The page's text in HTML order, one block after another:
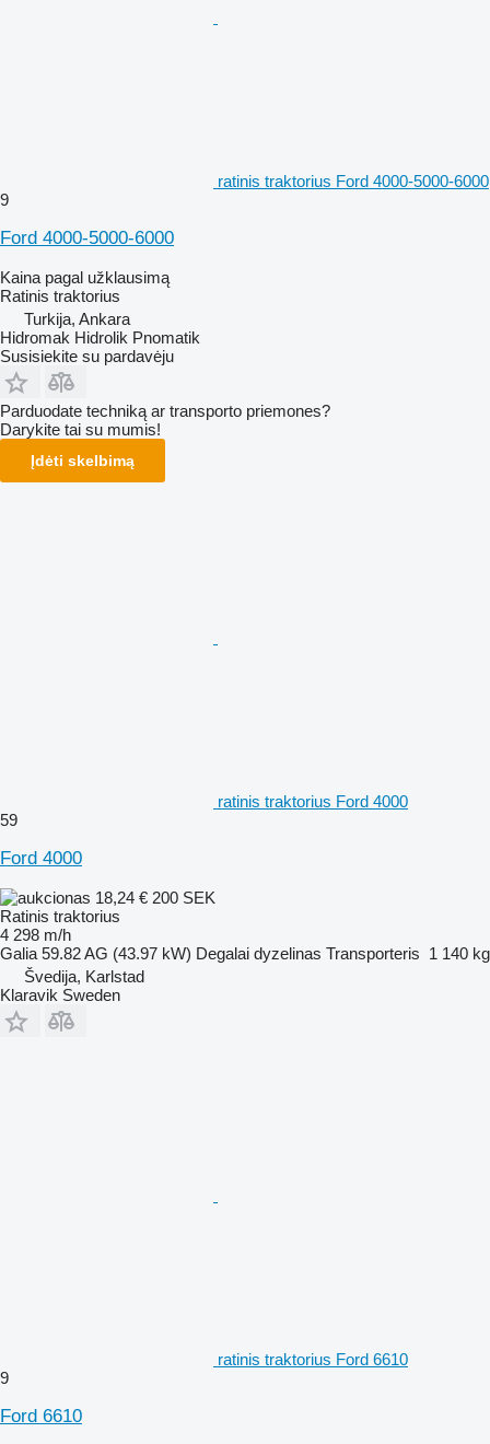
ratinis traktorius Ford 4000-5000-6000
9
Ford 4000-5000-6000
Kaina pagal užklausimą
Ratinis traktorius
Turkija, Ankara
Hidromak Hidrolik Pnomatik
Susisiekite su pardavėju
Parduodate techniką ar transporto priemones?
Darykite tai su mumis!
Įdėti skelbimą
ratinis traktorius Ford 4000
59
Ford 4000
18,24 € 200 SEK
Ratinis traktorius
4 298 m/h
Galia 59.82 AG (43.97 kW) Degalai dyzelinas Transporteris 1 140 kg
Švedija, Karlstad
Klaravik Sweden
ratinis traktorius Ford 6610
9
Ford 6610